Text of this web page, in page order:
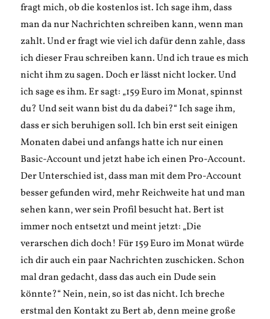
fragt mich, ob die kostenlos ist. Ich sage ihm, dass
man da nur Nachrichten schreiben kann, wenn man
zahlt. Und er fragt wie viel ich dafür denn zahle, dass
ich dieser Frau schreiben kann. Und ich traue es mich
nicht ihm zu sagen. Doch er lässt nicht locker. Und
ich sage es ihm. Er sagt: „159 Euro im Monat, spinnst
du? Und seit wann bist du da dabei?“ Ich sage ihm,
dass er sich beruhigen soll. Ich bin erst seit einigen
Monaten dabei und anfangs hatte ich nur einen
Basic-Account und jetzt habe ich einen Pro-Account.
Der Unterschied ist, dass man mit dem Pro-Account
besser gefunden wird, mehr Reichweite hat und man
sehen kann, wer sein Profil besucht hat. Bert ist
immer noch entsetzt und meint jetzt: „Die
verarschen dich doch! Für 159 Euro im Monat würde
ich dir auch ein paar Nachrichten zuschicken. Schon
mal dran gedacht, dass das auch ein Dude sein
könnte?“ Nein, nein, so ist das nicht. Ich breche
erstmal den Kontakt zu Bert ab, denn meine große